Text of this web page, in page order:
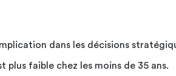
dans les décisions
faible chez les moins de 35 ans.